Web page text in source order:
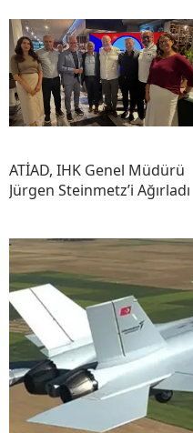
ATİAD, IHK Genel Müdürü
Jürgen Steinmetz’i Ağırladı